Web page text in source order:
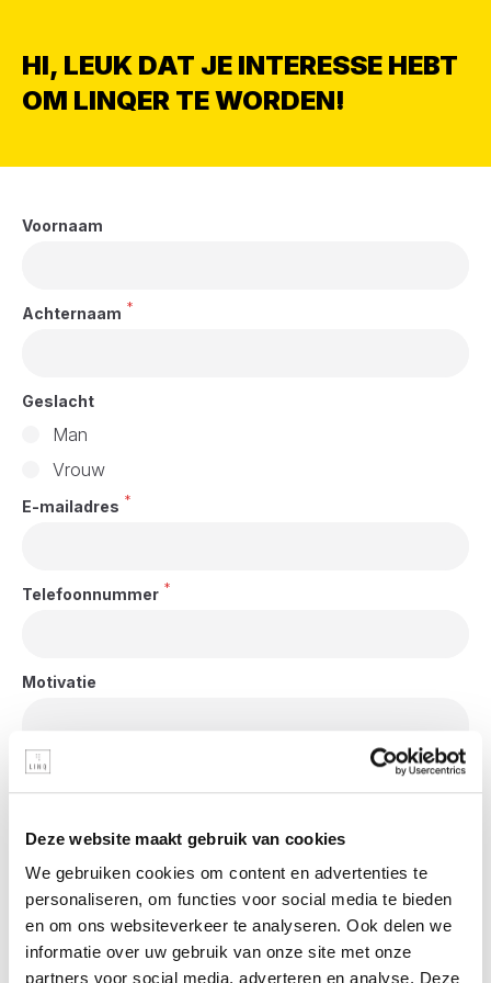
Deze website maakt gebruik van cookies
We gebruiken cookies om content en advertenties te
personaliseren, om functies voor social media te bieden
en om ons websiteverkeer te analyseren. Ook delen we
informatie over uw gebruik van onze site met onze
partners voor social media, adverteren en analyse. Deze
HI, LEUK DAT JE INTERESSE HEBT
OM LINQER TE WORDEN!
Voornaam
Achternaam *
Geslacht
Man
Vrouw
E-mailadres *
Telefoonnummer *
Motivatie
CV
Privacy statement *
Ik ga akkoord met de privacy statementLees meer.